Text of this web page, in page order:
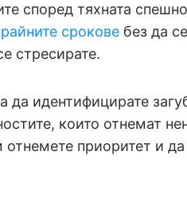
според тяхната
срокове без да
стресирате.
идентифицирате
които отнемат
приоритет и